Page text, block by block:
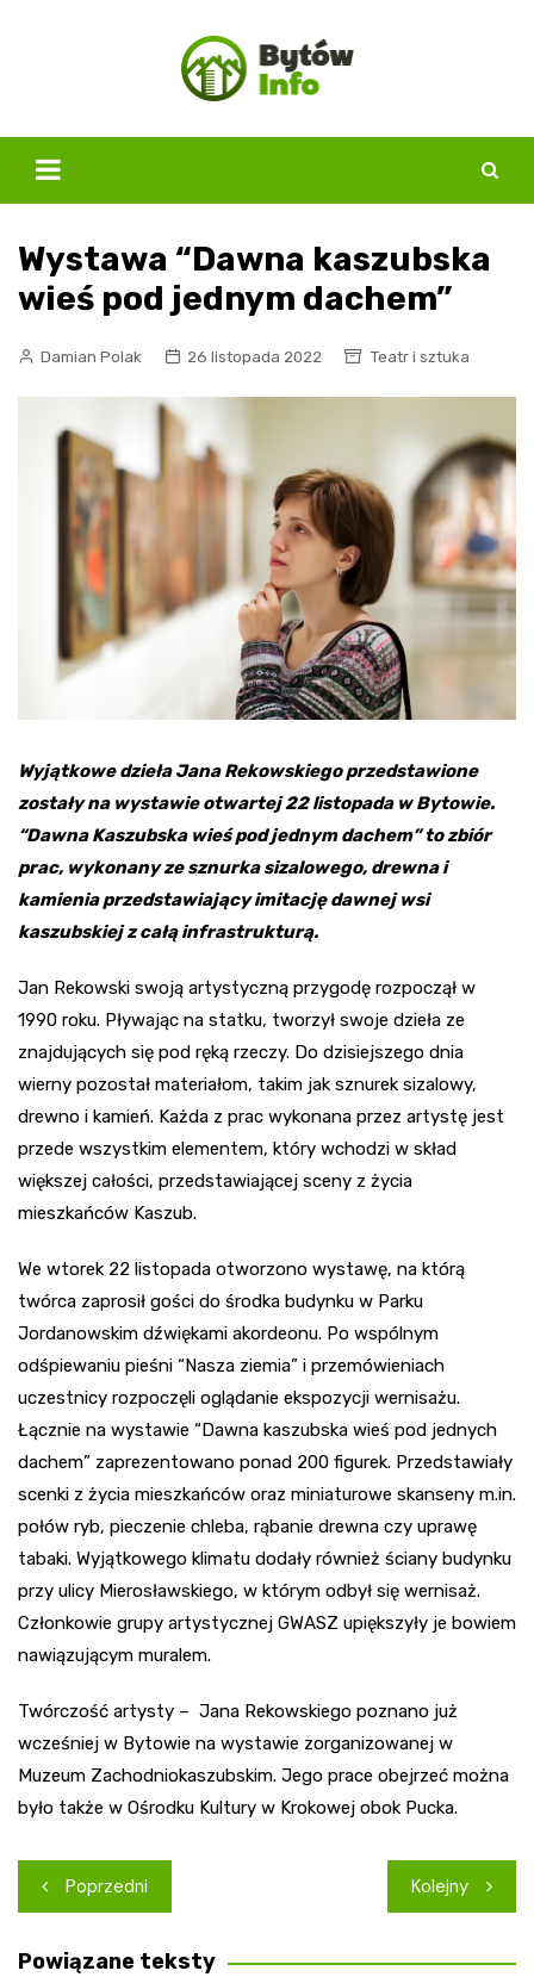
Wystawa “Dawna kaszubska
wieś pod jednym dachem”
Damian Polak 26 listopada 2022 Teatr i sztuka
Wyjątkowe dzieła Jana Rekowskiego przedstawione
zostały na wystawie otwartej 22 listopada w Bytowie.
“Dawna Kaszubska wieś pod jednym dachem” to zbiór
prac, wykonany ze sznurka sizalowego, drewna i
kamienia przedstawiający imitację dawnej wsi
kaszubskiej z całą infrastrukturą.
Jan Rekowski swoją artystyczną przygodę rozpoczął w
1990 roku. Pływając na statku, tworzył swoje dzieła ze
znajdujących się pod ręką rzeczy. Do dzisiejszego dnia
wierny pozostał materiałom, takim jak sznurek sizalowy,
drewno i kamień. Każda z prac wykonana przez artystę jest
przede wszystkim elementem, który wchodzi w skład
większej całości, przedstawiającej sceny z życia
mieszkańców Kaszub.
We wtorek 22 listopada otworzono wystawę, na którą
twórca zaprosił gości do środka budynku w Parku
Jordanowskim dźwiękami akordeonu. Po wspólnym
odśpiewaniu pieśni “Nasza ziemia” i przemówieniach
uczestnicy rozpoczęli oglądanie ekspozycji wernisażu.
Łącznie na wystawie “Dawna kaszubska wieś pod jednych
dachem” zaprezentowano ponad 200 figurek. Przedstawiały
scenki z życia mieszkańców oraz miniaturowe skanseny m.in.
połów ryb, pieczenie chleba, rąbanie drewna czy uprawę
tabaki. Wyjątkowego klimatu dodały również ściany budynku
przy ulicy Mierosławskiego, w którym odbył się wernisaż.
Członkowie grupy artystycznej GWASZ upiększyły je bowiem
nawiązującym muralem.
Twórczość artysty – Jana Rekowskiego poznano już
wcześniej w Bytowie na wystawie zorganizowanej w
Muzeum Zachodniokaszubskim. Jego prace obejrzeć można
było także w Ośrodku Kultury w Krokowej obok Pucka.
Nawigacja
wpisu
Poprzedni Kolejny
Powiązane teksty